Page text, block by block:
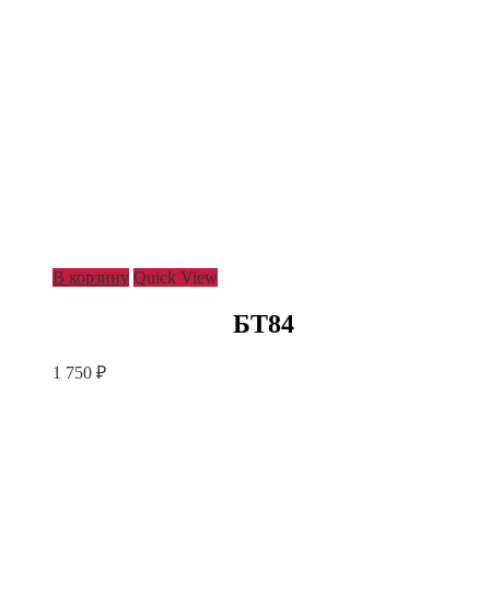
В корзину Quick View
БТ84
1 750 ₽